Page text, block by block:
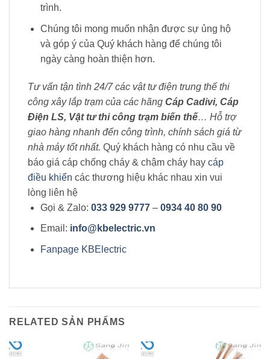
trình.
Chúng tôi mong muốn nhận được sự ủng hộ
và góp ý của Quý khách hàng để chúng tôi
ngày càng hoàn thiện hơn.
Tư vấn tận tình 24/7 các vật tư điện trung thế thi
công xây lắp trạm của các hãng Cáp Cadivi, Cáp
Điện LS, Vật tư thi công trạm biến thế… Hỗ trợ
giao hàng nhanh đến công trình, chính sách giá từ
nhà máy tốt nhất. Quý khách hàng có nhu cầu về
báo giá cáp chống cháy & chậm cháy hay cáp
điều khiển các thương hiệu khác nhau xin vui
lòng liên hệ
Gọi & Zalo: 033 929 9777 – 0934 40 80 90
Email: info@kbelectric.vn
Fanpage KBElectric
RELATED SẢN PHẨMS